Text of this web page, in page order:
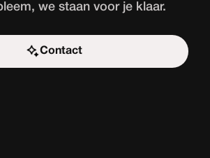
we staan voor je klaar.
Contact
Start de uitdaging